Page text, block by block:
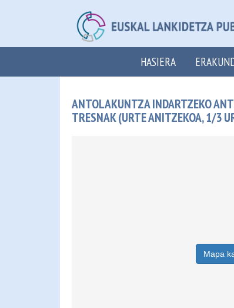
HASIERA
ANTOLAKUNTZA INDARTZEKO
TRESNAK (URTE ANITZEKOA, 1/3
Mapa